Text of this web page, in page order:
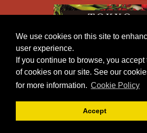
We use cookies on this site to
user experience.
If you continue to browse, you accept
of cookies on our site. See our
for more information. Cookie Policy
Accept